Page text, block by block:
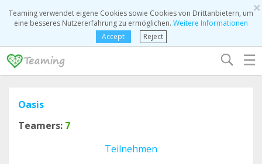
×
Teaming verwendet eigene Cookies sowie Cookies von Drittanbietern, um
eine besseres Nutzererfahrung zu ermöglichen. Weitere Informationen
Accept
Reject
☰
Oasis
Teamers: 7
Teilnehmen